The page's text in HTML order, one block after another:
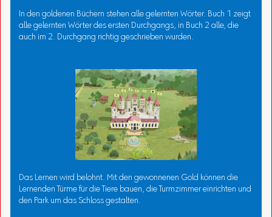
In den goldenen Büchern stehen alle gelernten Wörter. Buch 1 zeigt
alle gelernten Wörter des ersten Durchgangs, in Buch 2 alle, die
auch im 2. Durchgang richtig geschrieben wurden.
Das Lernen wird belohnt. Mit den gewonnenen Gold können die
Lernenden Türme für die Tiere bauen, die Turmzimmer einrichten und
den Park um das Schloss gestalten.